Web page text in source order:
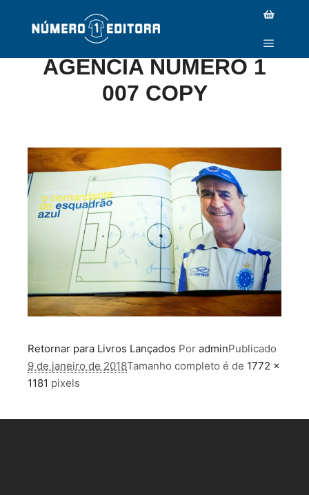
LIVRO DO TETRA.
AGENCIA NUMERO 1
007 COPY
Retornar para Livros Lançados Por adminPublicado
9 de janeiro de 2018Tamanho completo é de 1772 ×
1181 pixels